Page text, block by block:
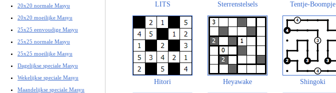
20x20 normale Masyu
20x20 moeilijke Masyu
25x25 eenvoudige Masyu
25x25 normale Masyu
25x25 moeilijke Masyu
Dagelijkse speciale Masyu
Wekelijkse speciale Masyu
Maandelijkse speciale Masyu
LITS Sterrenstelsels Tentje-Boompje
Hitori Heyawake Shingoki